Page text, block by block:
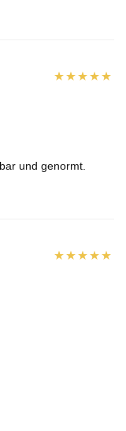
und genormt.